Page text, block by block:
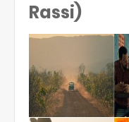
Rassi)